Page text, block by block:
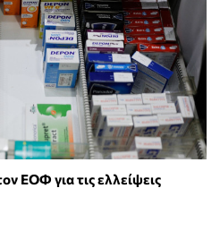
ΕΟΦ για τις ελλείψεις